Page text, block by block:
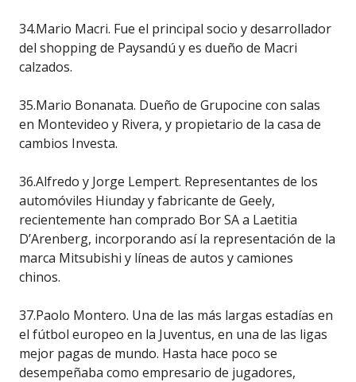
34.Mario Macri. Fue el principal socio y desarrollador
del shopping de Paysandú y es dueño de Macri
calzados.
35.Mario Bonanata. Dueño de Grupocine con salas
en Montevideo y Rivera, y propietario de la casa de
cambios Investa.
36.Alfredo y Jorge Lempert. Representantes de los
automóviles Hiunday y fabricante de Geely,
recientemente han comprado Bor SA a Laetitia
D’Arenberg, incorporando así la representación de la
marca Mitsubishi y líneas de autos y camiones
chinos.
37.Paolo Montero. Una de las más largas estadías en
el fútbol europeo en la Juventus, en una de las ligas
mejor pagas de mundo. Hasta hace poco se
desempeñaba como empresario de jugadores,